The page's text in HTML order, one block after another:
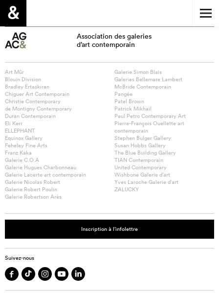
Association des galeries
d’art contemporain
Art Mûr
Blouin Division
Bradley Ertaskiran
Chiguer Art Contemporain
Christie Contemporary
de Montigny Contemporary
Duran Contemporain
Eli Kerr
ELLEPHANT
Equinox Gallery
Feheley Fine Arts
Franz Kaka
Galerie C.O.A
Galerie Hugues Charbonneau
Galerie Lacerte art contemporain
Galerie Nicolas Robert
Galerie Robert Poulin
Galerie Robertson Arès
Galerie Simon Blais
Galeries Bellemare Lambert
McBride Contemporain
Pangée
Patel Brown
Patrick Mikhail
Paul Petro Contemporary Art
Pierre-François Ouellette art
contemporain
Stephen Bulger Gallery
Susan Hobbs Gallery
The Blue Building Gallery
TIAN Contemporain
United Contemporary
Wishbone Galerie d’art
Yves Laroche Galerie d’art
ZALUCKY
Inscription à l’infolettre
Suivez-nous